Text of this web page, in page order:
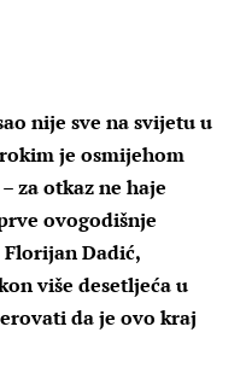
nije sve na svijetu u
je osmijehom
za otkaz ne haje
ovogodišnje
Dadić,
više desetljeća u
da je ovo kraj